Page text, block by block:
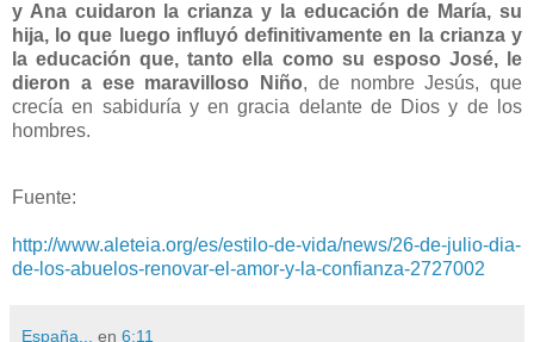
y Ana cuidaron la crianza y la educación de María, su
hija, lo que luego influyó definitivamente en la crianza y
la educación que, tanto ella como su esposo José, le
dieron a ese maravilloso Niño, de nombre Jesús, que
crecía en sabiduría y en gracia delante de Dios y de los
hombres.
Fuente:
http://www.aleteia.org/es/estilo-de-vida/news/26-de-julio-dia-
de-los-abuelos-renovar-el-amor-y-la-confianza-2727002
España... en 6:11